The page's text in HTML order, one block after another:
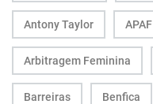
Antony Taylor APAF
Arbitragem Feminina
Barreiras Benfica